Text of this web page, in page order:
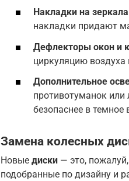
Накладки на
накладки придают
Дефлекторы окон и
циркуляцию воздуха
Дополнительное
противотуманок или
безопаснее в темное
Замена колесных
Новые диски — это,
подобранные по дизайну и